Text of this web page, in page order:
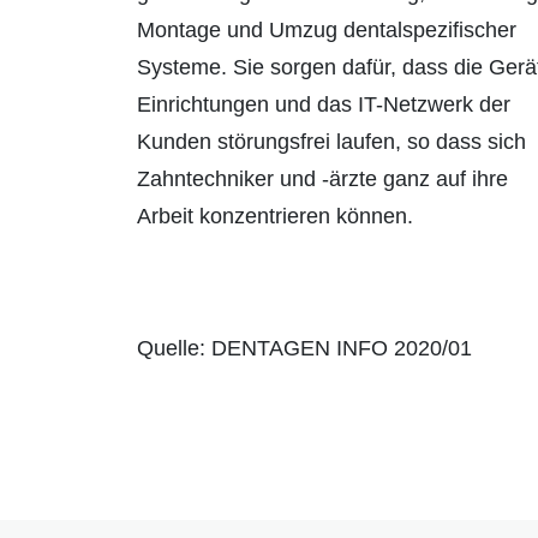
Montage und Umzug dentalspezifischer
Systeme. Sie sorgen dafür, dass die
Einrichtungen und das IT-Netzwerk der
Kunden störungsfrei laufen, so dass sich
Zahntechniker und -ärzte ganz auf ihre
Arbeit konzentrieren können.
Quelle: DENTAGEN INFO 2020/01